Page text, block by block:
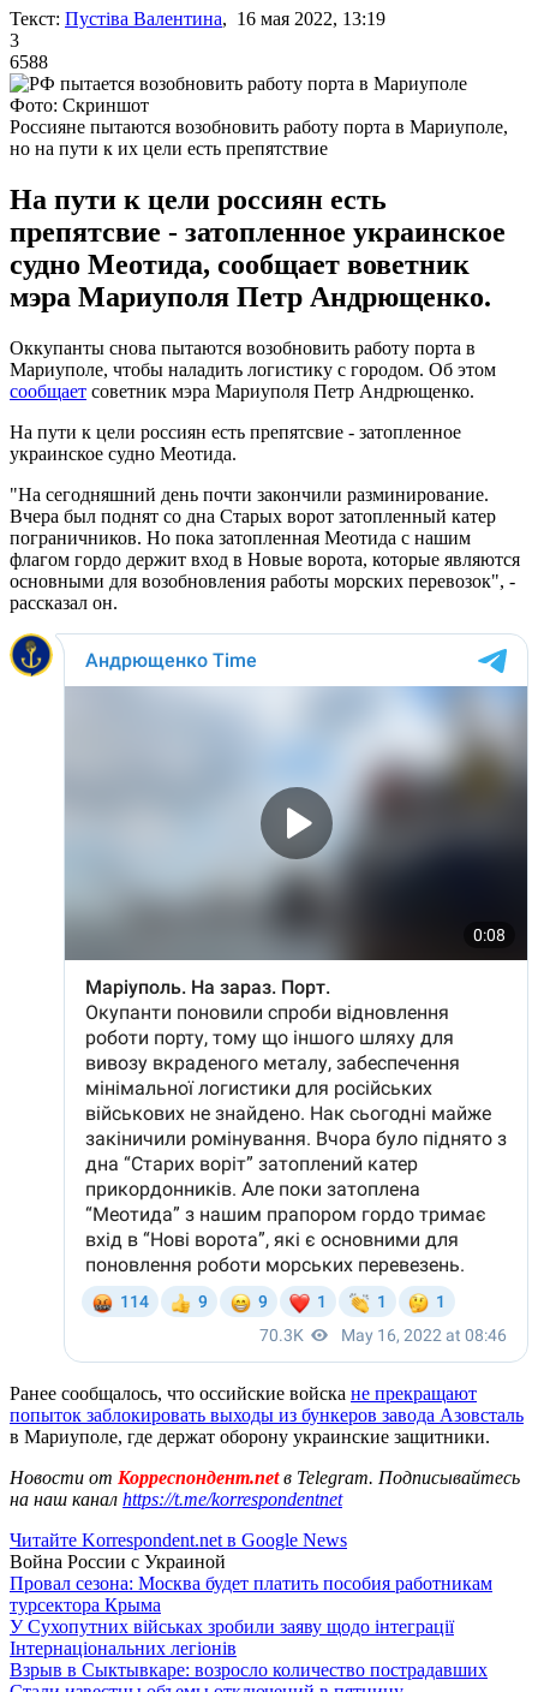
Текст: Пустіва Валентина, 16 мая 2022, 13:19
3
6588
Фото: Скриншот
Россияне пытаются возобновить работу порта в Мариуполе,
но на пути к их цели есть препятствие
На пути к цели россиян есть
препятсвие - затопленное украинское
судно Меотида, сообщает воветник
мэра Мариуполя Петр Андрющенко.
Оккупанты снова пытаются возобновить работу порта в
Мариуполе, чтобы наладить логистику с городом. Об этом
сообщает советник мэра Мариуполя Петр Андрющенко.
На пути к цели россиян есть препятсвие - затопленное
украинское судно Меотида.
"На сегодняшний день почти закончили разминирование.
Вчера был поднят со дна Старых ворот затопленный катер
пограничников. Но пока затопленная Меотида с нашим
флагом гордо держит вход в Новые ворота, которые являются
основными для возобновления работы морских перевозок", -
рассказал он.
Ранее сообщалось, что оссийские войска не прекращают
попыток заблокировать выходы из бункеров завода Азовсталь
в Мариуполе, где держат оборону украинские защитники.
Новости от Корреспондент.netв Telegram. Подписывайтесь
на наш канал https://t.me/korrespondentnet
Читайте Korrespondent.net в Google News
Война России с Украиной
Провал сезона: Москва будет платить пособия работникам
турсектора Крыма
У Сухопутних військах зробили заяву щодо інтеграції
Інтернаціональних легіонів
Взрыв в Сыктывкаре: возросло количество пострадавших